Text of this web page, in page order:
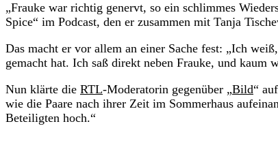
„Frauke war richtig genervt, so ein schlimmes
Spice“ im Podcast, den er zusammen mit Tanja
Das macht er vor allem an einer Sache fest: „Ich
gemacht hat. Ich saß direkt neben Frauke, und kaum
Nun klärte die RTL-Moderatorin gegenüber „Bild“
wie die Paare nach ihrer Zeit im Sommerhaus
Beteiligten hoch.“